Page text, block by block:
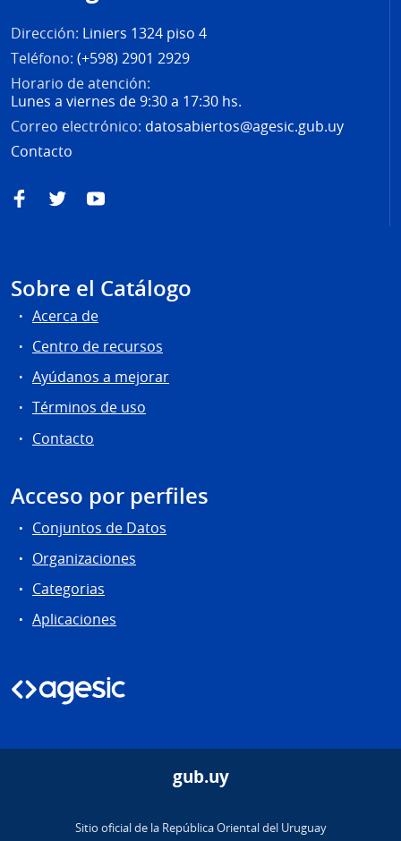
Dirección: Liniers 1324 piso 4
Teléfono: (+598) 2901 2929
Horario de atención:
Lunes a viernes de 9:30 a 17:30 hs.
Correo electrónico: datosabiertos@agesic.gub.uy
Contacto
FacebookTwitterYouTube
Sobre el Catálogo
Acerca de
Centro de recursos
Ayúdanos a mejorar
Términos de uso
Contacto
Acceso por perfiles
Conjuntos de Datos
Organizaciones
Categorias
Aplicaciones
gub.uy
Sitio oficial de la República Oriental del Uruguay